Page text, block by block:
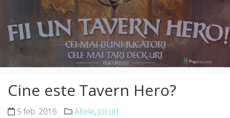
Cine este Tavern Hero?
5 feb. 2016 Altele, Jocuri